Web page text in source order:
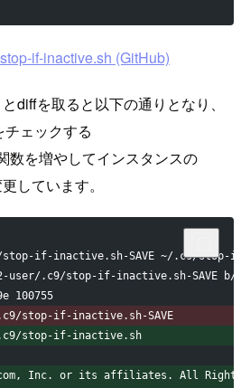
stop-if-inactive.sh (GitHub)
diffを取ると以下の通りとなり、
ェックする
数を増やしてインスタンスの
しています。
if-inactive.sh-SAVE ~/.c9/stop-
.c9/stop-if-inactive.sh-SAVE b/
100755
stop-if-inactive.sh-SAVE
.c9/stop-if-inactive.sh
Inc. or its affiliates. All Rights